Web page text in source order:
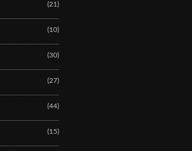
(21)
(10)
(30)
(27)
(44)
(15)